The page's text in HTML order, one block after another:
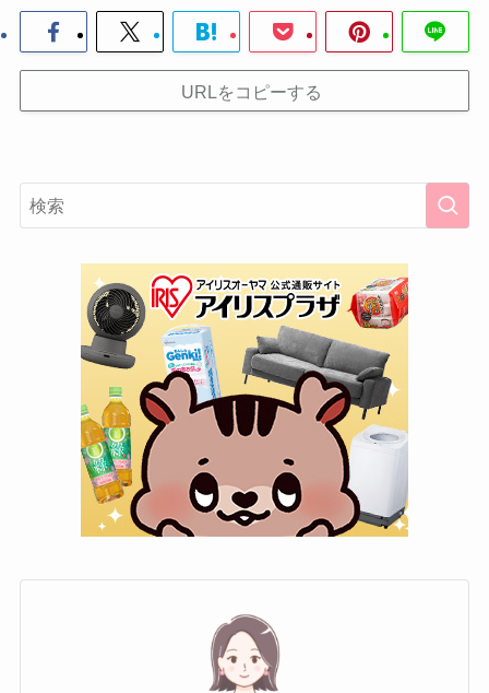
URLをコピーする